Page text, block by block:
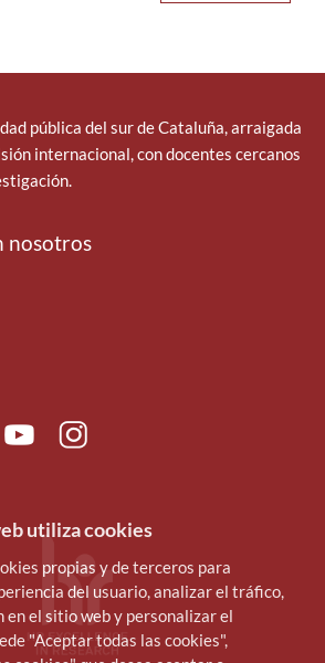
pública del sur de Cataluña, arraigada
internacional, con docentes cercanos
nosotros
YoutubeInstagram
utiliza cookies
propias y de terceros para
del usuario, analizar el tráfico,
en el sitio web y personalizar el
"Aceptar todas las cookies",